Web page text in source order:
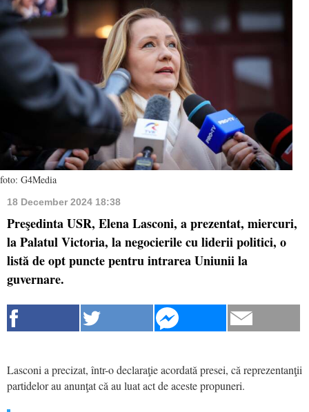
foto: G4Media
18 December 2024 18:38
Preşedinta USR, Elena Lasconi, a prezentat, miercuri,
la Palatul Victoria, la negocierile cu liderii politici, o
listă de opt puncte pentru intrarea Uniunii la
guvernare.
Lasconi a precizat, într-o declaraţie acordată presei, că reprezentanţii
partidelor au anunţat că au luat act de aceste propuneri.